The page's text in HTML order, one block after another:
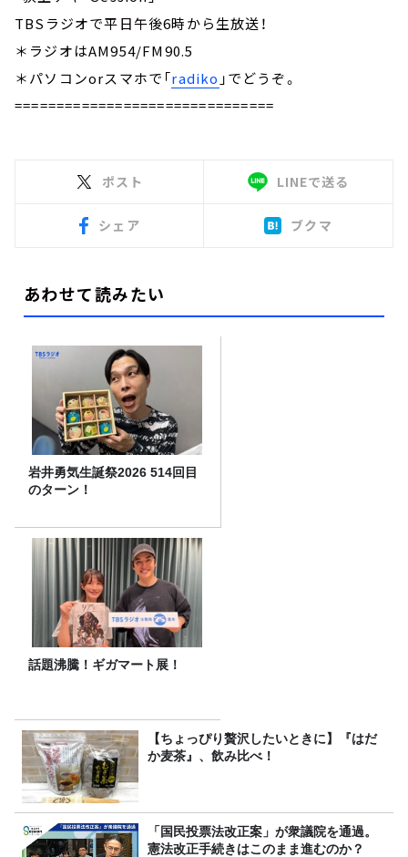
TBSラジオで平日午後6時から生放送！
＊ラジオはAM954/FM90.5
＊パソコンorスマホで「radiko 」でどうぞ。
===============================
ポスト LINEで送る
シェア ブクマ
あわせて読みたい
岩井勇気生誕祭2026 514回目
のターン！
話題沸騰！ギガマート展！
【ちょっぴり贅沢したいときに】『はだ
か麦茶』、飲み比べ！
「国民投票法改正案」が衆議院を通過。
憲法改正手続きはこのまま進むのか？